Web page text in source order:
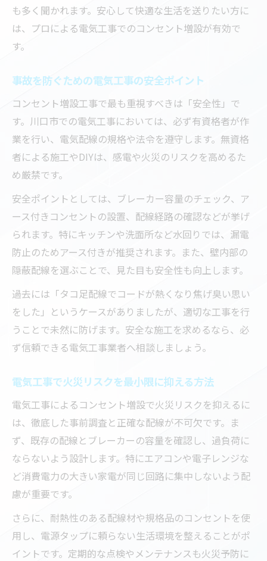
も多く聞かれます。安心して快適な生活を送りたい方に
は、プロによる電気工事でのコンセント増設が有効で
す。
事故を防ぐための電気工事の安全ポイント
コンセント増設工事で最も重視すべきは「安全性」で
す。川口市での電気工事においては、必ず有資格者が作
業を行い、電気配線の規格や法令を遵守します。無資格
者による施工やDIYは、感電や火災のリスクを高めるた
め厳禁です。
安全ポイントとしては、ブレーカー容量のチェック、ア
ース付きコンセントの設置、配線経路の確認などが挙げ
られます。特にキッチンや洗面所など水回りでは、漏電
防止のためアース付きが推奨されます。また、壁内部の
隠蔽配線を選ぶことで、見た目も安全性も向上します。
過去には「タコ足配線でコードが熱くなり焦げ臭い思い
をした」というケースがありましたが、適切な工事を行
うことで未然に防げます。安全な施工を求めるなら、必
ず信頼できる電気工事業者へ相談しましょう。
電気工事で火災リスクを最小限に抑える方法
電気工事によるコンセント増設で火災リスクを抑えるに
は、徹底した事前調査と正確な配線が不可欠です。ま
ず、既存の配線とブレーカーの容量を確認し、過負荷に
ならないよう設計します。特にエアコンや電子レンジな
ど消費電力の大きい家電が同じ回路に集中しないよう配
慮が重要です。
さらに、耐熱性のある配線材や規格品のコンセントを使
用し、電源タップに頼らない生活環境を整えることがポ
イントです。定期的な点検やメンテナンスも火災予防に